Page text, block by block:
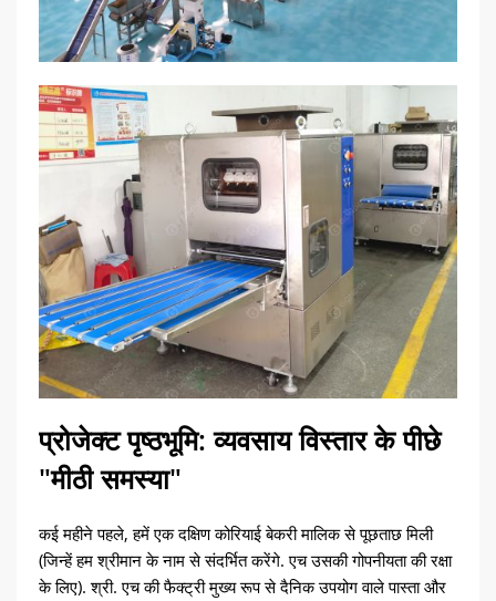
प्रोजेक्ट पृष्ठभूमि: व्यवसाय विस्तार के पीछे
"मीठी समस्या"
कई महीने पहले, हमें एक दक्षिण कोरियाई बेकरी मालिक से पूछताछ मिली
(जिन्हें हम श्रीमान के नाम से संदर्भित करेंगे. एच उसकी गोपनीयता की रक्षा
के लिए). श्री. एच की फैक्ट्री मुख्य रूप से दैनिक उपयोग वाले पास्ता और